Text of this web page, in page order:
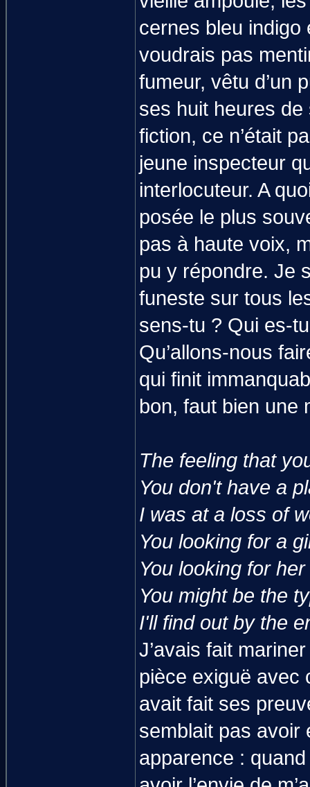
cernes bleu indigo
voudrais pas
fumeur, vêtu d’un
ses huit heures
fiction, ce n’était
jeune inspecteur
interlocuteur. A
posée le plus
pas à haute voix,
pu y répondre. Je
funeste sur tous
sens-tu ? Qui es-
Qu’allons-nous
qui finit
bon, faut bien une
The feeling that
You don't have a
I was at a loss of
You looking for a
You looking for
You might be the
I'll find out by the
J’avais fait
pièce exiguë avec
avait fait ses
semblait pas avoir
apparence :